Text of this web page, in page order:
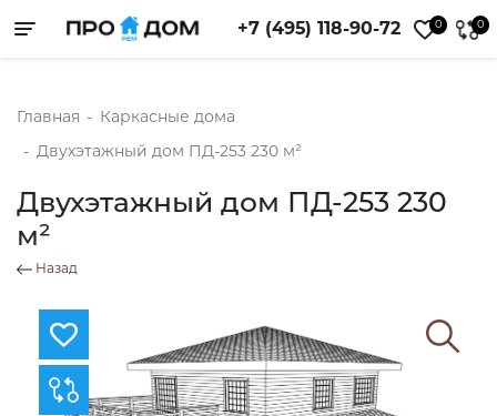
Toggle navigation +7 (495) 118-90-72 0 0
Главная - Каркасные дома
- Двухэтажный дом ПД-253 230 м²
Двухэтажный дом ПД-253 230
м²
Назад